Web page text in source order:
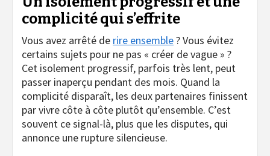
complicité qui s’effrite
Vous avez arrêté de rire ensemble? Vous évitez
certains sujets pour ne pas « créer de vague » ?
Cet isolement progressif, parfois très lent, peut
passer inaperçu pendant des mois. Quand la
complicité disparaît, les deux partenaires finissent
par vivre côte à côte plutôt qu’ensemble. C’est
souvent ce signal-là, plus que les disputes, qui
annonce une rupture silencieuse.